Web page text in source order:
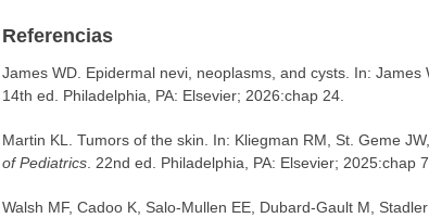
Referencias
James WD. Epidermal nevi, neoplasms, and cysts. In: James
14th ed. Philadelphia, PA: Elsevier; 2026:chap 24.
Martin KL. Tumors of the skin. In: Kliegman RM, St. Geme
of Pediatrics. 22nd ed. Philadelphia, PA: Elsevier; 2025:chap
Walsh MF, Cadoo K, Salo-Mullen EE, Dubard-Gault M,